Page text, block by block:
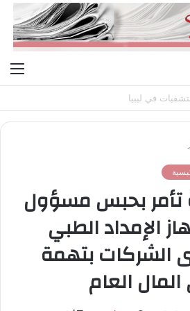
في ليبيا
تأمر بحبس مسؤول
الإمداد الطبي
بتهمة
العام